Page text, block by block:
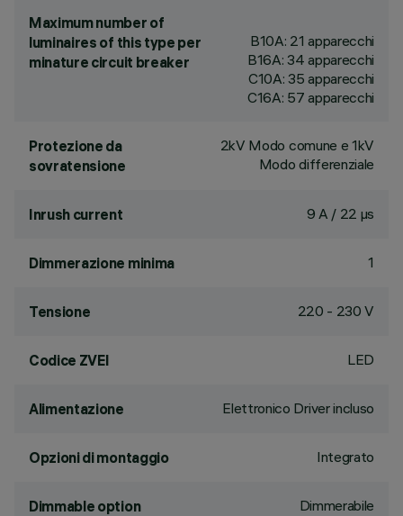
Maximum number of
luminaires of this type per
minature circuit breaker
B10A: 21 apparecchi
B16A: 34 apparecchi
C10A: 35 apparecchi
C16A: 57 apparecchi
Protezione da
sovratensione
2kV Modo comune e 1kV
Modo differenziale
Inrush current 9 A / 22 µs
Dimmerazione minima 1
Tensione 220 - 230 V
Codice ZVEI LED
Alimentazione Elettronico Driver incluso
Opzioni di montaggio Integrato
Dimmable option Dimmerabile